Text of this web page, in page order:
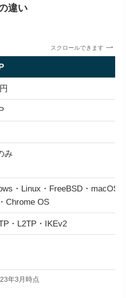
違い
スクロールできます
み
・Linux・FreeBSD・macOS
Chrome OS
・L2TP・IKEv2
年3月時点